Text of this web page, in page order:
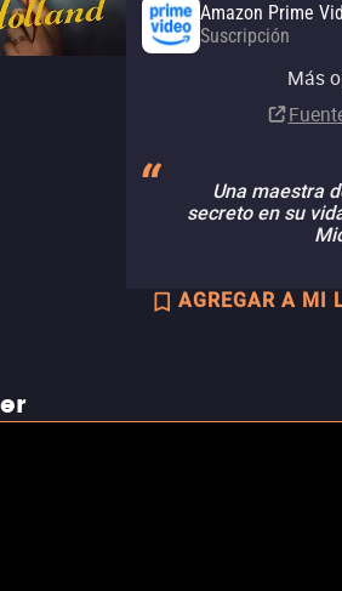
Amazon Prime
Suscripción
Amazon Prime
SuscripciónMás
Una maestra
secreto en su
AGREGAR A MI